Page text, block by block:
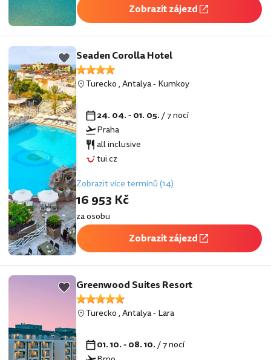
Zobrazit zájezd
Seaden Corolla Hotel
Turecko,Antalya-Kumkoy
24. 04. - 01. 05./ 7 nocí
Praha
all inclusive
tui.cz
Zobrazit více termínů (14)
16 953 Kč
za osobu
Zobrazit zájezd
Greenwood Suites Resort
Turecko,Antalya-Lara
01. 10. - 08. 10./ 7 nocí